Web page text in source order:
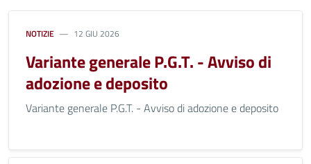
NOTIZIE 12 GIU 2026
Variante generale P.G.T. - Avviso di
adozione e deposito
Variante generale P.G.T. - Avviso di adozione e deposito